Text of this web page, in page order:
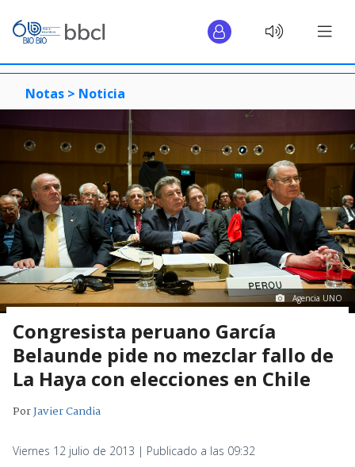
Notas > Noticia
Agencia UNO
Congresista peruano García
Belaunde pide no mezclar fallo de
La Haya con elecciones en Chile
PorJavier Candia
Viernes 12 julio de 2013 | Publicado a las 09:32